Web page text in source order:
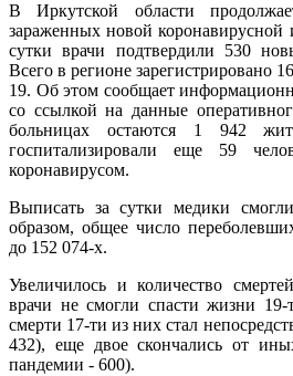
В Иркутской области
зараженных новой
сутки врачи подтвердили 530
Всего в регионе зарегистрировано
19. Об этом сообщает
со ссылкой на данные
больницах остаются 1 942
госпитализировали еще 59
коронавирусом.
Выписать за сутки медики
образом, общее число
до 152 074-х.
Увеличилось и количество
врачи не смогли спасти жизни
смерти 17-ти из них стал
432), еще двое скончались от
пандемии - 600).